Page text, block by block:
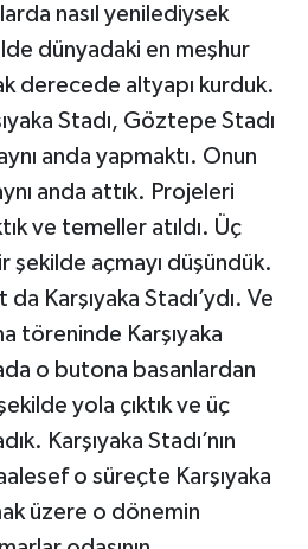
nasıl yenilediysek
dünyadaki en meşhur
derecede altyapı kurduk.
Stadı, Göztepe Stadı
anda yapmaktı. Onun
anda attık. Projeleri
ve temeller atıldı. Üç
şekilde açmayı düşündük.
Karşıyaka Stadı’ydı. Ve
töreninde Karşıyaka
o butona basanlardan
yola çıktık ve üç
Karşıyaka Stadı’nın
o süreçte Karşıyaka
üzere o dönemin